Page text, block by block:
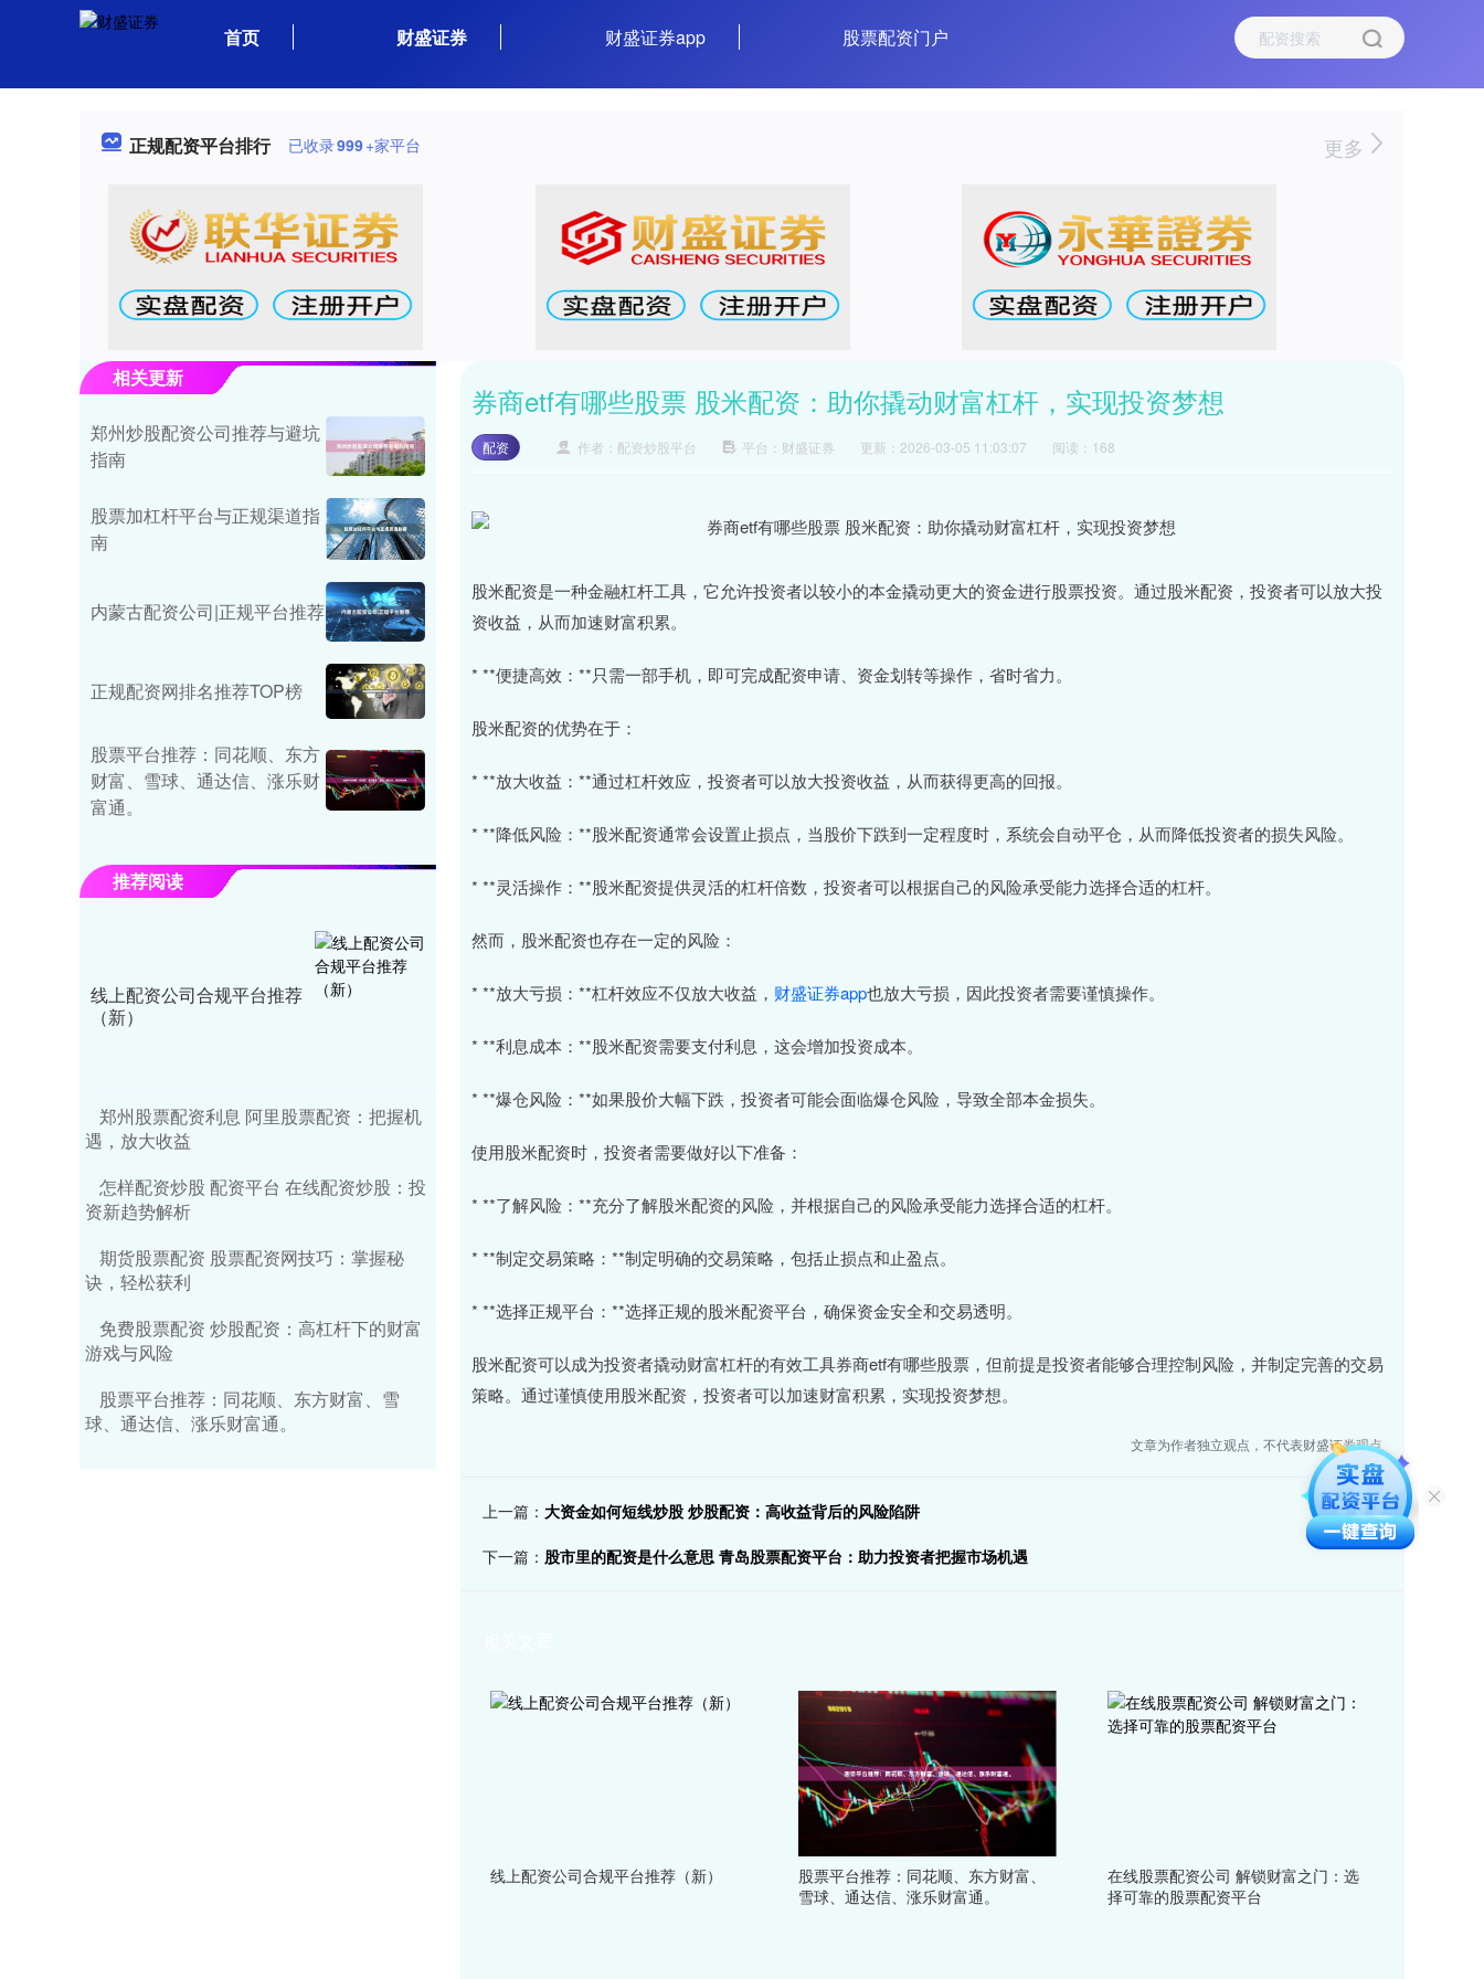
首页 财盛证券 财盛证券app 股票配资门户
正规配资平台排行 已收录999+家平台 更多
券商etf有哪些股票 股米配资：助你撬动财富杠杆，实现投资梦想
配资 作者：配资炒股平台 平台：财盛证券 更新：2026-03-05 11:03:07 阅读：168
股米配资是一种金融杠杆工具，它允许投资者以较小的本金撬动更大的资金进行股票投资。通过股米配资，投资者可以放大投
资收益，从而加速财富积累。
* **便捷高效：**只需一部手机，即可完成配资申请、资金划转等操作，省时省力。
股米配资的优势在于：
* **放大收益：**通过杠杆效应，投资者可以放大投资收益，从而获得更高的回报。
* **降低风险：**股米配资通常会设置止损点，当股价下跌到一定程度时，系统会自动平仓，从而降低投资者的损失风险。
* **灵活操作：**股米配资提供灵活的杠杆倍数，投资者可以根据自己的风险承受能力选择合适的杠杆。
然而，股米配资也存在一定的风险：
* **放大亏损：**杠杆效应不仅放大收益， 财盛证券app也放大亏损，因此投资者需要谨慎操作。
* **利息成本：**股米配资需要支付利息，这会增加投资成本。
* **爆仓风险：**如果股价大幅下跌，投资者可能会面临爆仓风险，导致全部本金损失。
使用股米配资时，投资者需要做好以下准备：
* **了解风险：**充分了解股米配资的风险，并根据自己的风险承受能力选择合适的杠杆。
* **制定交易策略：**制定明确的交易策略，包括止损点和止盈点。
* **选择正规平台：**选择正规的股米配资平台，确保资金安全和交易透明。
股米配资可以成为投资者撬动财富杠杆的有效工具券商etf有哪些股票，但前提是投资者能够合理控制风险，并制定完善的交易
策略。通过谨慎使用股米配资，投资者可以加速财富积累，实现投资梦想。
文章为作者独立观点，不代表财盛证券观点
上一篇： 大资金如何短线炒股 炒股配资：高收益背后的风险陷阱
下一篇： 股市里的配资是什么意思 青岛股票配资平台：助力投资者把握市场机遇
线上配资公司合规平台推荐（新）
股票平台推荐：同花顺、东方财富、
雪球、通达信、涨乐财富通。
在线股票配资公司 解锁财富之门：选
择可靠的股票配资平台
相关更新
郑州炒股配资公司推荐与避坑
指南
股票加杠杆平台与正规渠道指
南
内蒙古配资公司|正规平台推荐
正规配资网排名推荐TOP榜
股票平台推荐：同花顺、东方
财富、雪球、通达信、涨乐财
富通。
推荐阅读
线上配资公司合规平台推荐
（新）
郑州股票配资利息 阿里股票配资：把握机
遇，放大收益
怎样配资炒股 配资平台 在线配资炒股：投
资新趋势解析
期货股票配资 股票配资网技巧：掌握秘
诀，轻松获利
免费股票配资 炒股配资：高杠杆下的财富
游戏与风险
股票平台推荐：同花顺、东方财富、雪
球、通达信、涨乐财富通。